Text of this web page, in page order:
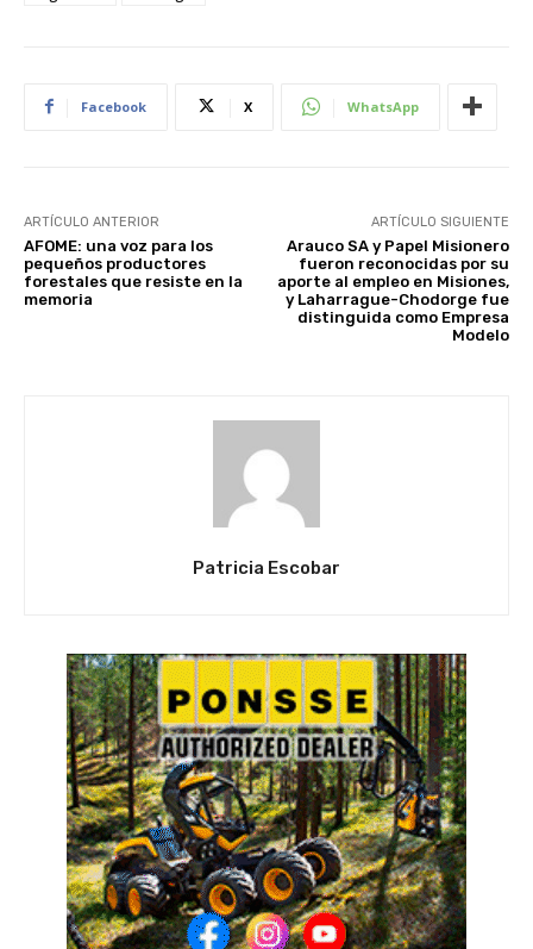
Facebook X WhatsApp
ARTÍCULO ANTERIOR
AFOME: una voz para los
pequeños productores
forestales que resiste en la
memoria
ARTÍCULO SIGUIENTE
Arauco SA y Papel Misionero
fueron reconocidas por su
aporte al empleo en Misiones,
y Laharrague-Chodorge fue
distinguida como Empresa
Modelo
Patricia Escobar